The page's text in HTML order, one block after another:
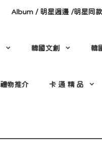
Album / 明星週邊 /明星同款
韓國文創 韓
禮物推介 卡 通 精 品